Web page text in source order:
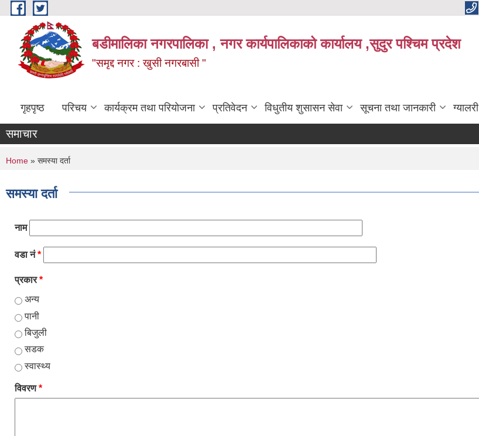
Skip to main content
बडीमालिका नगरपालिका , नगर कार्यपालिकाको कार्यालय ,सुदुर पश्चिम प्रदेश
"समृद्द नगर : खुसी नगरबासी "
गृहपृष्ठ परिचय कार्यक्रम तथा परियोजना प्रतिवेदन विधुतीय शुसासन सेवा सूचना तथा जानकारी ग्यालरी
समाचार
You are here
Home » समस्या दर्ता
समस्या दर्ता
नाम
वडा नं*
प्रकार*
अन्य
पानी
बिजुली
सडक
स्वास्थ्य
विवरण*